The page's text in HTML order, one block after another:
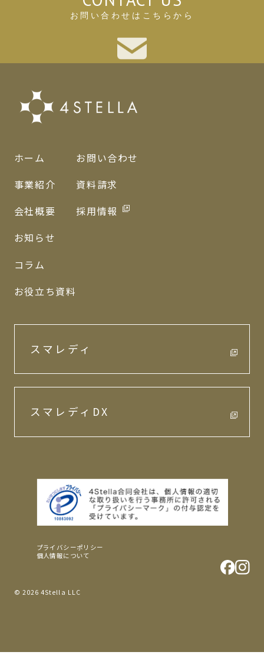
お問い合わせはこちらから
ホーム
事業紹介
会社概要
お知らせ
コラム
お役立ち資料
お問い合わせ
資料請求
採用情報
スマレディ
スマレディDX
© 2026 4Stella LLC
プライバシーポリシー
個人情報について